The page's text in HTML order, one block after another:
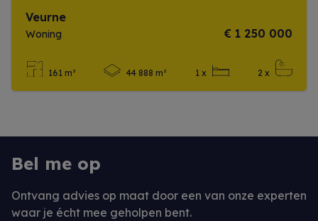
Veurne
Woning € 1 250 000
161 m² 44 888 m² 1 x 2 x
Bel me op
Ontvang advies op maat door een van onze experten
waar je écht mee geholpen bent.